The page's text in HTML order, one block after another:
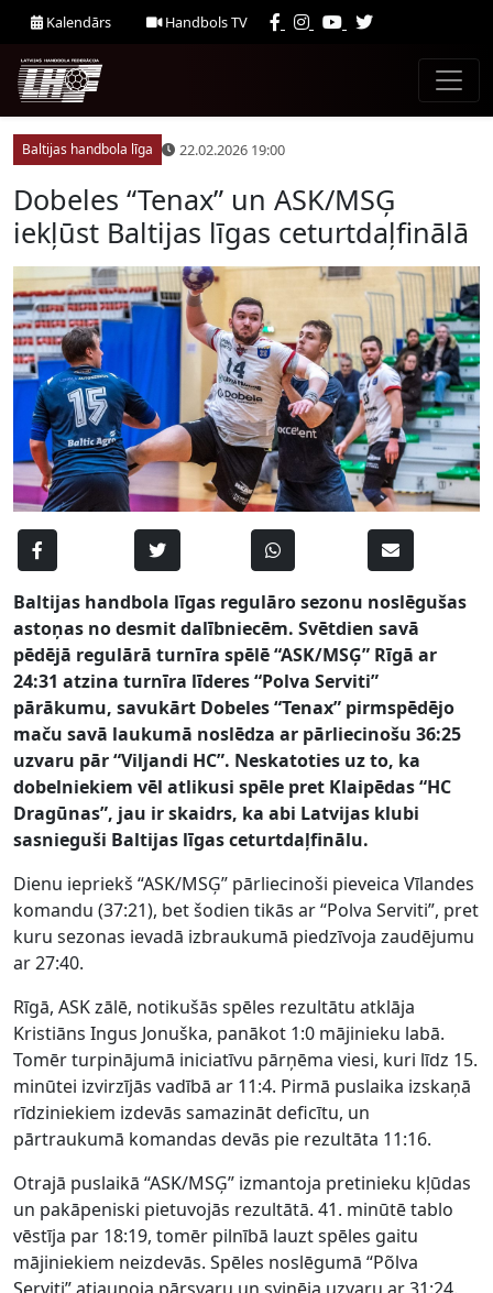
Kalendārs Handbols TV
Baltijas handbola līga 22.02.2026 19:00
Dobeles “Tenax” un ASK/MSĢ
iekļūst Baltijas līgas ceturtdaļfinālā
Baltijas handbola līgas regulāro sezonu noslēgušas
astoņas no desmit dalībniecēm. Svētdien savā
pēdējā regulārā turnīra spēlē “ASK/MSĢ” Rīgā ar
24:31 atzina turnīra līderes “Polva Serviti”
pārākumu, savukārt Dobeles “Tenax” pirmspēdējo
maču savā laukumā noslēdza ar pārliecinošu 36:25
uzvaru pār “Viljandi HC”. Neskatoties uz to, ka
dobelniekiem vēl atlikusi spēle pret Klaipēdas “HC
Dragūnas”, jau ir skaidrs, ka abi Latvijas klubi
sasnieguši Baltijas līgas ceturtdaļfinālu.
Dienu iepriekš “ASK/MSĢ” pārliecinoši pieveica Vīlandes
komandu (37:21), bet šodien tikās ar “Polva Serviti”, pret
kuru sezonas ievadā izbraukumā piedzīvoja zaudējumu
ar 27:40.
Rīgā, ASK zālē, notikušās spēles rezultātu atklāja
Kristiāns Ingus Jonuška, panākot 1:0 mājinieku labā.
Tomēr turpinājumā iniciatīvu pārņēma viesi, kuri līdz 15.
minūtei izvirzījās vadībā ar 11:4. Pirmā puslaika izskaņā
rīdziniekiem izdevās samazināt deficītu, un
pārtraukumā komandas devās pie rezultāta 11:16.
Otrajā puslaikā “ASK/MSĢ” izmantoja pretinieku kļūdas
un pakāpeniski pietuvojās rezultātā. 41. minūtē tablo
vēstīja par 18:19, tomēr pilnībā lauzt spēles gaitu
mājiniekiem neizdevās. Spēles noslēgumā “Põlva
Serviti” atjaunoja pārsvaru un svinēja uzvaru ar 31:24.